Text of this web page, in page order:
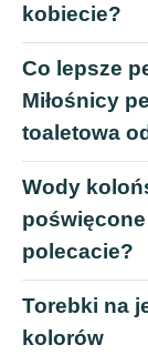
kobiecie?
Co lepsze
Miłośnicy
toaletowa
Wody
polecacie?
Torebki na
kolorów